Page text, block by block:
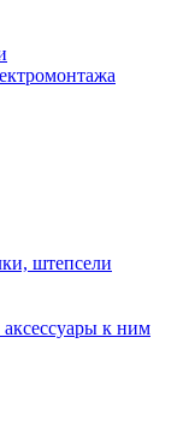
штепсели
к ним